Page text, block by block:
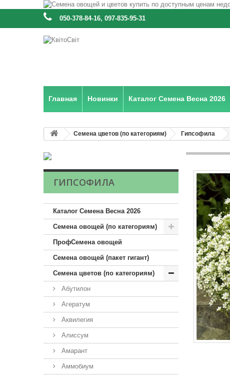
: 050-378-84-16, 097-835-95-31
Главная Новинки Каталог Семена Весна 2026
Семена цветов (по категориям) Гипсофила
ГИПСОФИЛА
Каталог Семена Весна 2026
Семена овощей (по категориям)
ПрофСемена овощей
Семена овощей (пакет гигант)
Семена цветов (по категориям)
Абутилон
Агератум
Аквилегия
Алиссум
Амарант
Аммобиум